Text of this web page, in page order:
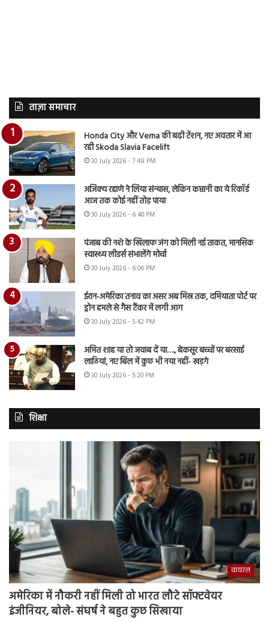
ताज़ा समाचार
Honda City और Verna की बढ़ी टेंशन, नए अवतार में आ
रही Skoda Slavia Facelift
30 July 2026 - 7:48 PM
अजिंक्य रहाणे ने लिया संन्यास, लेकिन कप्तानी का ये रिकॉर्ड
आज तक कोई नहीं तोड़ पाया
30 July 2026 - 6:40 PM
पंजाब की नशे के खिलाफ जंग को मिली नई ताकत, मानसिक
स्वास्थ्य लीडर्स संभालेंगे मोर्चा
30 July 2026 - 6:06 PM
ईरान-अमेरिका तनाव का असर अब मिस्र तक, दमियाता पोर्ट पर
ड्रोन हमले से गैस टैंकर में लगी आग
30 July 2026 - 5:42 PM
अमित शाह या तो जवाब दें या…., बेकसूर बच्चों पर बरसाई
लाठियां, नए बिल में कुछ भी नया नहीं- खड़गे
30 July 2026 - 5:20 PM
शिक्षा
वायरल
अमेरिका में नौकरी नहीं मिली तो भारत लौटे सॉफ्टवेयर
इंजीनियर, बोले- संघर्ष ने बहुत कुछ सिखाया